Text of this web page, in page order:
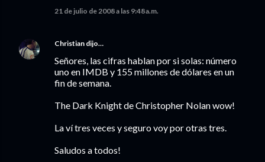
21 de julio de 2008 a las 9:48 a.m.
Christian dijo…
Señores, las cifras hablan por si solas: número
uno en IMDB y 155 millones de dólares en un
fin de semana.
The Dark Knight de Christopher Nolan wow!
La ví tres veces y seguro voy por otras tres.
Saludos a todos!